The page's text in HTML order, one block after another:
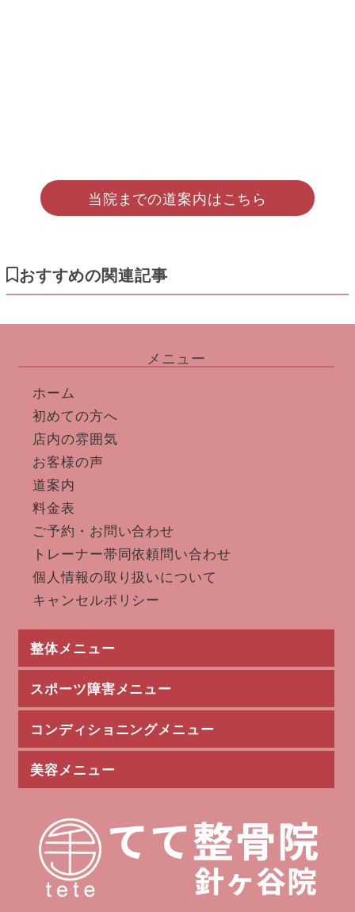
当院までの道案内はこちら
おすすめの関連記事
メニュー
ホーム
初めての方へ
店内の雰囲気
お客様の声
道案内
料金表
ご予約・お問い合わせ
トレーナー帯同依頼問い合わせ
個人情報の取り扱いについて
キャンセルポリシー
整体メニュー
産後骨盤矯正
頭痛改善
眼精疲労
頚部痛
頸椎椎間板ヘルニア
ストレートネック
肩こり
肩痛（インピンジメント）
寝違え
五十肩
胸郭出口症候群
猫背矯正
ギックリ背中
肘内障
腱鞘炎
ばね指
手根管症候群
手関節捻挫
骨盤矯正
腰痛
ぎっくり腰
坐骨神経痛
椎間板ヘルニア
狭窄症
梨状筋症候群
腰椎分離症
自律神経の乱れ
変形性膝関節症
膝痛
膝蓋骨脂肪体炎
鵞足炎
有痛性外脛骨
鍼灸治療
マタニティ整体
睡眠改善
交通事故治療
スポーツ障害メニュー
ルーズショルダー
野球肘
テニス肘
肘MCL損傷
シンスプリント
肉離れ
打撲
突き指
オスグッド
下腿疲労骨折
そけい部症候群
ジャンパー膝
腸脛靭帯
半月板損傷
アキレス腱炎
アキレス腱断裂
足底筋膜炎
足関節捻挫
サッカーの障害
卓球の障害
陸上の障害
バレーボールの障害
前十字靭帯損傷
バスケットボールの障害
バドミントンでの障害
ゴルフの障害
コンディショニングメニュー
動作分析
全身トレーニング
野球サポート
野球トレーニング
野球ケア
術前トレーニング
術後トレーニング
トレーナー活動
美容メニュー
岩盤エクササイズ（EMS）
骨盤EMS
耳つぼダイエット
むくみ改善
楽トレ
足やせ
冷え症改善
美尻トレーニング
ウエスト痩せ
リフレクソロジー
美容鍼
ハーブピーリング